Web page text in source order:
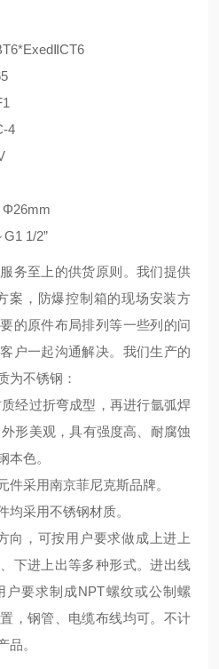
4
1/2”
务至上的供货原则。我们提供
案，防爆控制箱的现场安装方
的原件布局排列等一些列的问
户一起沟通解决。我们生产的
为不锈钢：
经过折弯成型，再进行氩弧焊
形美观，具有强度高、耐腐蚀
本色。
用南京菲尼克斯品牌。
用不锈钢材质。
可按用户要求做成上进上
下进上出等多种形式。进出线
户要求制成NPT螺纹或公制螺
，钢管、电缆布线均可。不计
品。